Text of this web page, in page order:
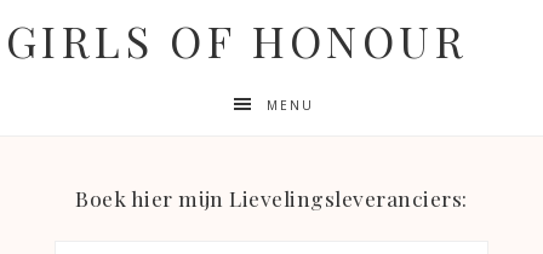
GIRLS OF HONOUR
MENU
Boek hier mijn Lievelingsleveranciers: